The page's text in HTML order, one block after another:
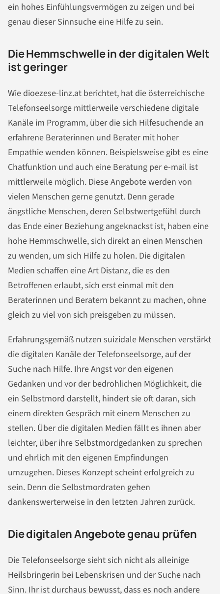
ein hohes Einfühlungsvermögen zu zeigen und bei
genau dieser Sinnsuche eine Hilfe zu sein.
Die Hemmschwelle in der digitalen Welt
ist geringer
Wie dioezese-linz.at berichtet, hat die österreichische
Telefonseelsorge mittlerweile verschiedene digitale
Kanäle im Programm, über die sich Hilfesuchende an
erfahrene Beraterinnen und Berater mit hoher
Empathie wenden können. Beispielsweise gibt es eine
Chatfunktion und auch eine Beratung per e-mail ist
mittlerweile möglich. Diese Angebote werden von
vielen Menschen gerne genutzt. Denn gerade
ängstliche Menschen, deren Selbstwertgefühl durch
das Ende einer Beziehung angeknackst ist, haben eine
hohe Hemmschwelle, sich direkt an einen Menschen
zu wenden, um sich Hilfe zu holen. Die digitalen
Medien schaffen eine Art Distanz, die es den
Betroffenen erlaubt, sich erst einmal mit den
Beraterinnen und Beratern bekannt zu machen, ohne
gleich zu viel von sich preisgeben zu müssen.
Erfahrungsgemäß nutzen suizidale Menschen verstärkt
die digitalen Kanäle der Telefonseelsorge, auf der
Suche nach Hilfe. Ihre Angst vor den eigenen
Gedanken und vor der bedrohlichen Möglichkeit, die
ein Selbstmord darstellt, hindert sie oft daran, sich
einem direkten Gespräch mit einem Menschen zu
stellen. Über die digitalen Medien fällt es ihnen aber
leichter, über ihre Selbstmordgedanken zu sprechen
und ehrlich mit den eigenen Empfindungen
umzugehen. Dieses Konzept scheint erfolgreich zu
sein. Denn die Selbstmordraten gehen
dankenswerterweise in den letzten Jahren zurück.
Die digitalen Angebote genau prüfen
Die Telefonseelsorge sieht sich nicht als alleinige
Heilsbringerin bei Lebenskrisen und der Suche nach
Sinn. Ihr ist durchaus bewusst, dass es noch andere